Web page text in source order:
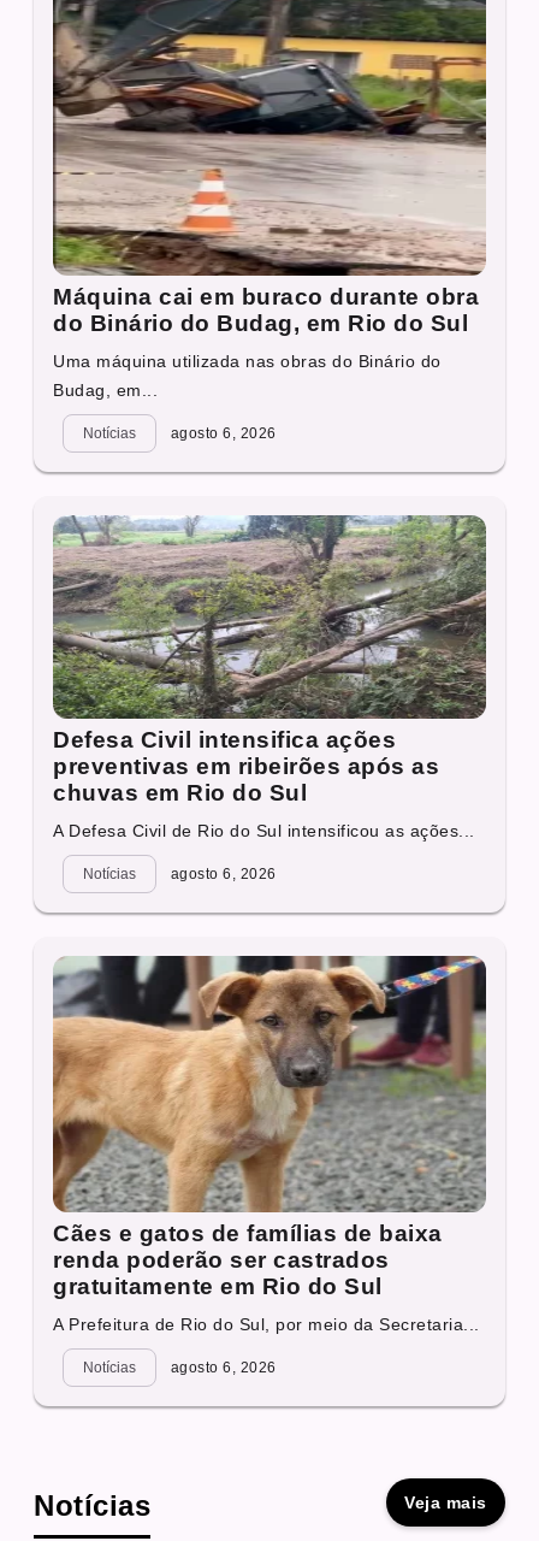
Máquina cai em buraco durante obra
do Binário do Budag, em Rio do Sul
Uma máquina utilizada nas obras do Binário do
Budag, em...
Notícias agosto 6, 2026
Defesa Civil intensifica ações
preventivas em ribeirões após as
chuvas em Rio do Sul
A Defesa Civil de Rio do Sul intensificou as ações...
Notícias agosto 6, 2026
Cães e gatos de famílias de baixa
renda poderão ser castrados
gratuitamente em Rio do Sul
A Prefeitura de Rio do Sul, por meio da Secretaria...
Notícias agosto 6, 2026
Notícias Veja mais